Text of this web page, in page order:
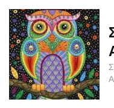
Skip
content
(Press
Enter)